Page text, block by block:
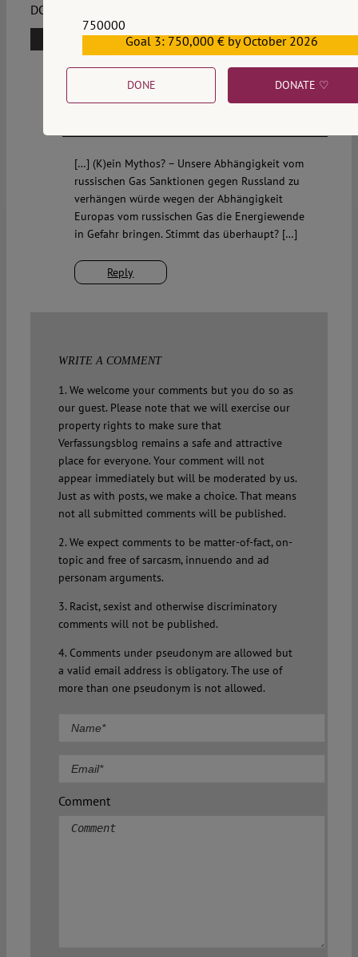
DOI:
No Comments
Die wunderbare Welt von Isotopp
Wed 19 Mar 2014
Reply
[…] (K)ein Mythos? – Unsere Abhängigkeit vom
russischen Gas Sanktionen gegen Russland zu
verhängen würde wegen der Abhängigkeit
Europas vom russischen Gas die Energiewende
in Gefahr bringen. Stimmt das überhaupt? […]
WRITE A COMMENT
1. We welcome your comments but you do so as
our guest. Please note that we will exercise our
property rights to make sure that
Verfassungsblog remains a safe and attractive
place for everyone. Your comment will not
appear immediately but will be moderated by us.
Just as with posts, we make a choice. That means
not all submitted comments will be published.
2. We expect comments to be matter-of-fact, on-
topic and free of sarcasm, innuendo and ad
personam arguments.
3. Racist, sexist and otherwise discriminatory
comments will not be published.
4. Comments under pseudonym are allowed but
a valid email address is obligatory. The use of
more than one pseudonym is not allowed.
Comment
750000
Goal 3: 750,000 € by October 2026
DONE DONATE ♡